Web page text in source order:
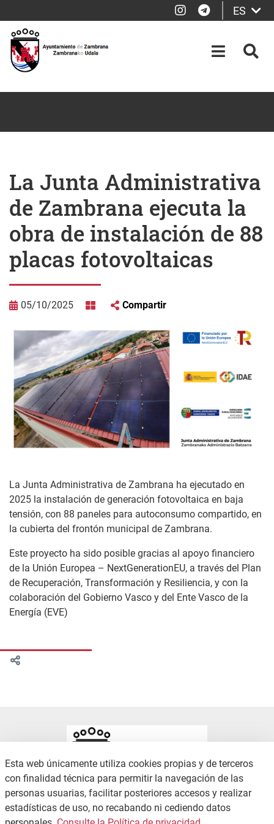
Instagram
Telegram
ES
OPEN-
La Junta Administrativa
de Zambrana ejecuta la
obra de instalación de 88
placas fotovoltaicas
05/10/2025 Compartir
La Junta Administrativa de Zambrana ha ejecutado en
2025 la instalación de generación fotovoltaica en baja
tensión, con 88 paneles para autoconsumo compartido, en
la cubierta del frontón municipal de Zambrana.
Este proyecto ha sido posible gracias al apoyo financiero
de la Unión Europea – NextGenerationEU, a través del Plan
de Recuperación, Transformación y Resiliencia, y con la
colaboración del Gobierno Vasco y del Ente Vasco de la
Energía (EVE)
Esta web únicamente utiliza cookies propias y de terceros
con finalidad técnica para permitir la navegación de las
personas usuarias, facilitar posteriores accesos y realizar
estadísticas de uso, no recabando ni cediendo datos